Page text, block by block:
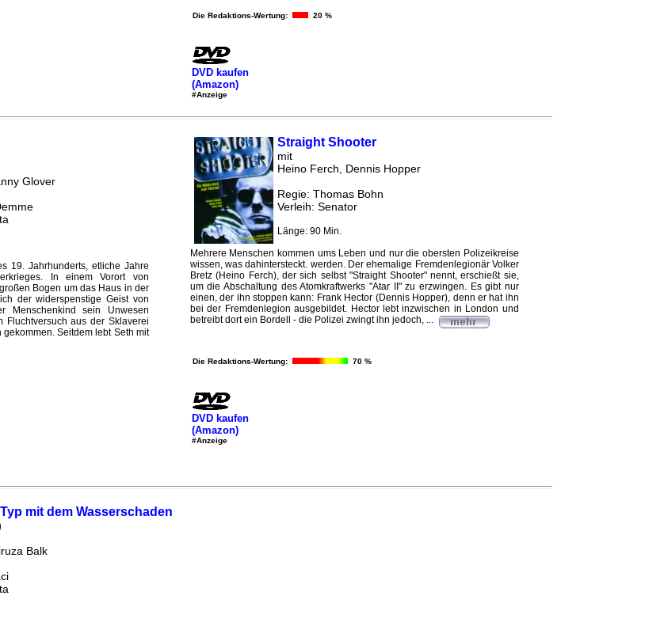
Die Redaktions-Wertung: 20 %
DVD kaufen
(Amazon)
#Anzeige
Glover
19. Jahrhunderts, etliche Jahre
In einem Vorort von
Bogen um das Haus in der
der widerspenstige Geist von
Menschenkind sein Unwesen
aus der Sklaverei
Seitdem lebt Seth mit
Straight Shooter
mit
Heino Ferch, Dennis Hopper
Regie: Thomas Bohn
Verleih: Senator
Länge: 90 Min.
Mehrere Menschen kommen ums Leben und nur die obersten Polizeikreise
wissen, was dahintersteckt. werden. Der ehemalige Fremdenlegionär Volker
Bretz (Heino Ferch), der sich selbst "Straight Shooter" nennt, erschießt sie,
um die Abschaltung des Atomkraftwerks "Atar II" zu erzwingen. Es gibt nur
einen, der ihn stoppen kann: Frank Hector (Dennis Hopper), denn er hat ihn
bei der Fremdenlegion ausgebildet. Hector lebt inzwischen in London und
betreibt dort ein Bordell - die Polizei zwingt ihn jedoch, ...
Die Redaktions-Wertung: 70 %
DVD kaufen
(Amazon)
#Anzeige
mit dem Wasserschaden
Balk